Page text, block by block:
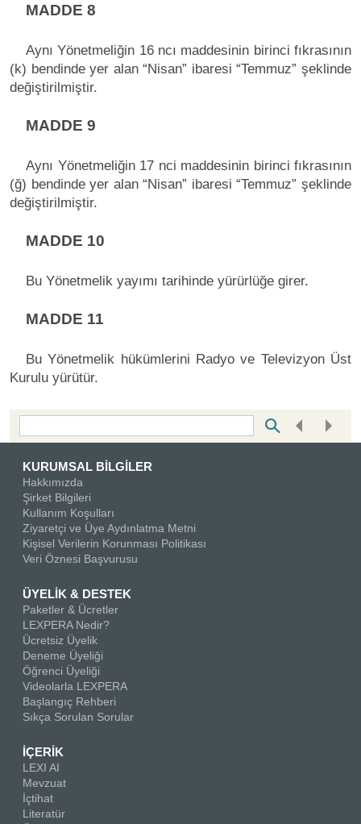
MADDE 8
Aynı Yönetmeliğin 16 ncı maddesinin birinci fıkrasının
(k) bendinde yer alan “Nisan” ibaresi “Temmuz” şeklinde
değiştirilmiştir.
MADDE 9
Aynı Yönetmeliğin 17 nci maddesinin birinci fıkrasının
(ğ) bendinde yer alan “Nisan” ibaresi “Temmuz” şeklinde
değiştirilmiştir.
MADDE 10
Bu Yönetmelik yayımı tarihinde yürürlüğe girer.
MADDE 11
Bu Yönetmelik hükümlerini Radyo ve Televizyon Üst
Kurulu yürütür.
KURUMSAL BİLGİLER
Hakkımızda
Şirket Bilgileri
Kullanım Koşulları
Ziyaretçi ve Üye Aydınlatma Metni
Kişisel Verilerin Korunması Politikası
Veri Öznesi Başvurusu
ÜYELİK & DESTEK
Paketler & Ücretler
LEXPERA Nedir?
Ücretsiz Üyelik
Deneme Üyeliği
Öğrenci Üyeliği
Videolarla LEXPERA
Başlangıç Rehberi
Sıkça Sorulan Sorular
İÇERİK
LEXI AI
Mevzuat
İçtihat
Literatür